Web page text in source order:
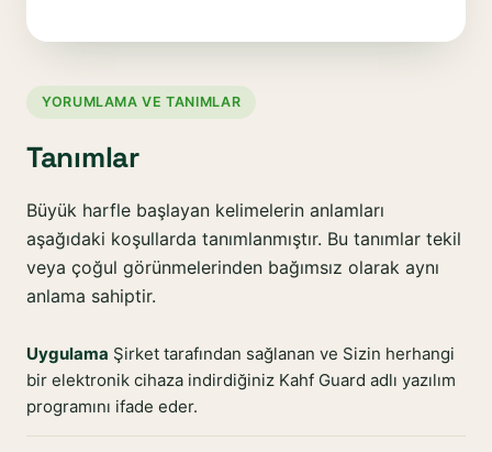
YORUMLAMA VE TANIMLAR
Tanımlar
Büyük harfle başlayan kelimelerin anlamları
aşağıdaki koşullarda tanımlanmıştır. Bu tanımlar tekil
veya çoğul görünmelerinden bağımsız olarak aynı
anlama sahiptir.
Uygulama Şirket tarafından sağlanan ve Sizin herhangi
bir elektronik cihaza indirdiğiniz Kahf Guard adlı yazılım
programını ifade eder.